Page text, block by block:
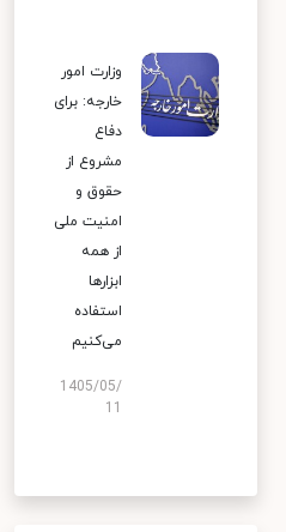
وزارت امور
خارجه: برای
دفاع
مشروع از
حقوق و
امنیت ملی
از همه
ابزارها
استفاده
می‌کنیم
1405/05/